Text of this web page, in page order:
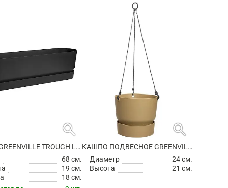
search
КАШПО GREENVILLE TROUGH LONG LIVING BLACK
68 см.
19 см.
18 см.
search
КАШПО ПОДВЕСНОЕ GREENVILLE HANGING BASKET GOLDEN SAND
Диаметр
24 см.
Высота
21 см.